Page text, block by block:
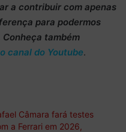
a contribuir com apenas
para podermos
também
canal do Youtube.
Câmara fará testes
a Ferrari em 2026,